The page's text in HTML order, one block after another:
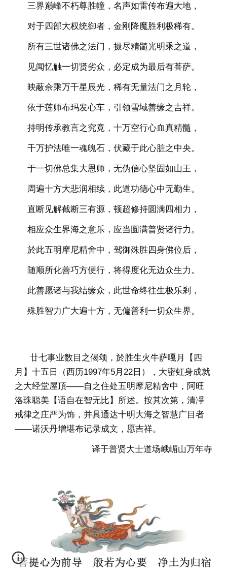
三界巅峰不朽尊胜幢，名声如雷传布遍大地，
对于四部大权统御者，金刚降魔胜利极稀有。
所有三世诸佛之法门，摄尽精髓光明乘之道，
见闻忆触一切贤劣众，必定成为最后有菩萨。
映蔽余乘万千星辰光，稀有无量法门之月轮，
依于莲师布玛发心车，引领雪域善缘之吉祥。
持明传承教言之究竟，十万空行心血真精髓，
千万护法唯一魂魄石，伏藏于此心脏之中央。
于一切佛总集大恩师，无伪信心坚固如山王，
周遍十方大悲润相续，此道功德心中无勤生。
直断见解截断三有源，顿超修持圆满四相力，
相应众生界海之意乐，应当圆满普贤诸行力。
於此五明摩尼精舍中，驾御殊胜四身佛位后，
随顺所化善巧方便行，将得度化无边众生力。
此善愿诸与我结缘众，此世命终往生极乐剎，
殊胜智力广大遍十方，无偏普利一切众生界。
廿七事业数目之偈颂，於胜生火牛萨嘎月【四
月】十五日（西历1997年5月22日），大密虹身成就
之大经堂屋頂——自之住处五明摩尼精舍中，阿旺
洛珠聪美【语自在智无比】所述。按其次第，清凈
戒律之庄严为饰，并具通达十明大海之智慧广目者
——诺沃丹增堪布记录成文，愿吉祥。
译于普贤大士道场峨嵋山万年寺